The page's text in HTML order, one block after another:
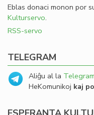
Eblas donaci monon por
Kulturservo.
RSS-servo
TELEGRAM
Aliĝu al la
HeKomunikoj kaj